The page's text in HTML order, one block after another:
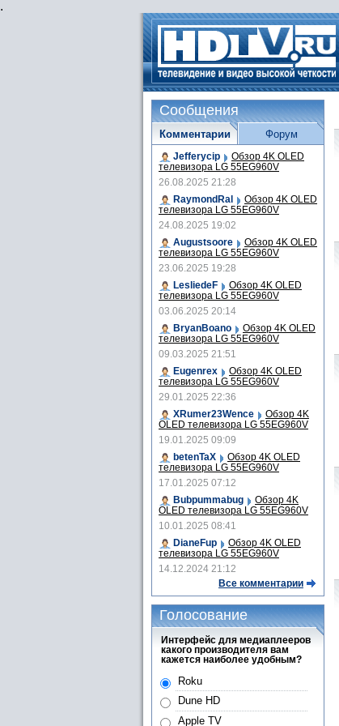
.
Сообщения
Комментарии
Jefferycip Обзор 4K OLED
телевизора LG 55EG960V
26.08.2025 21:28
RaymondRal
Обзор 4K OLED
телевизора LG 55EG960V
24.08.2025 19:02
Augustsoore
Обзор 4K OLED
телевизора LG 55EG960V
23.06.2025 19:28
LesliedeF
Обзор 4K OLED
телевизора LG 55EG960V
03.06.2025 20:14
BryanBoano
Обзор 4K OLED
телевизора LG 55EG960V
09.03.2025 21:51
Eugenrex
Обзор 4K OLED
телевизора LG 55EG960V
29.01.2025 22:36
XRumer23Wence
Обзор 4K
OLED телевизора LG 55EG960V
19.01.2025 09:09
betenTaX
Обзор 4K OLED
телевизора LG 55EG960V
17.01.2025 07:12
Bubpummabug
Обзор 4K
OLED телевизора LG 55EG960V
10.01.2025 08:41
DianeFup
Обзор 4K OLED
телевизора LG 55EG960V
14.12.2024 21:12
Все комментарии
Форум
Голосование
Интерфейс для медиаплееров
какого производителя вам
кажется наиболее удобным?
Roku
Dune HD
Apple TV